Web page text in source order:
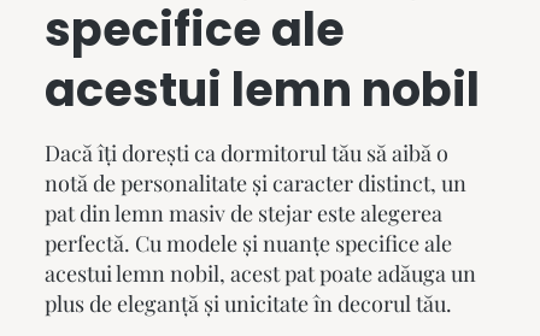
specifice ale
acestui lemn nobil
Dacă îți dorești ca dormitorul tău să aibă o
notă de personalitate și caracter distinct, un
pat din lemn masivde stejar este alegerea
perfectă. Cu modele și nuanțe specifice ale
acestui lemn nobil, acest pat poate adăuga un
plus de eleganță și unicitate în decorul tău.